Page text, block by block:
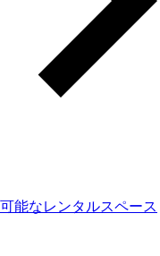
能なレンタルスペース